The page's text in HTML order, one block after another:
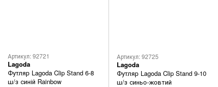
Артикул: 92721
Lagoda
Футляр Lagoda Clip Stand 6-8
ш/з синій Rainbow
Артикул: 92725
Lagoda
Футляр Lagoda Clip Stand 9-10
ш/з синьо-жовтий